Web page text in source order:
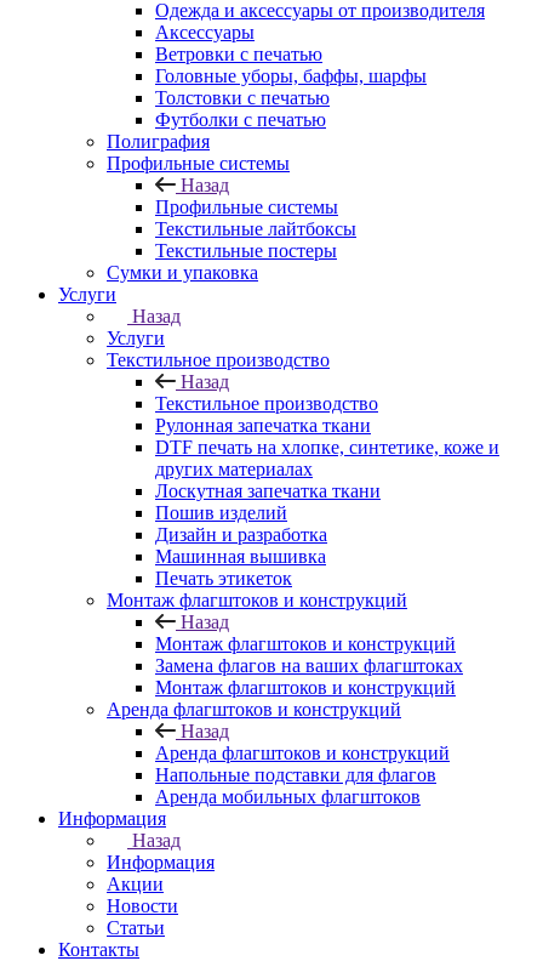
Одежда и аксессуары от производителя
Аксессуары
Ветровки с печатью
Головные уборы, баффы, шарфы
Толстовки с печатью
Футболки с печатью
Полиграфия
Профильные системы
Назад
Профильные системы
Текстильные лайтбоксы
Текстильные постеры
Сумки и упаковка
Услуги
Назад
Услуги
Текстильное производство
Назад
Текстильное производство
Рулонная запечатка ткани
DTF печать на хлопке, синтетике, коже и
других материалах
Лоскутная запечатка ткани
Пошив изделий
Дизайн и разработка
Машинная вышивка
Печать этикеток
Монтаж флагштоков и конструкций
Назад
Монтаж флагштоков и конструкций
Замена флагов на ваших флагштоках
Монтаж флагштоков и конструкций
Аренда флагштоков и конструкций
Назад
Аренда флагштоков и конструкций
Напольные подставки для флагов
Аренда мобильных флагштоков
Информация
Назад
Информация
Акции
Новости
Статьи
Контакты